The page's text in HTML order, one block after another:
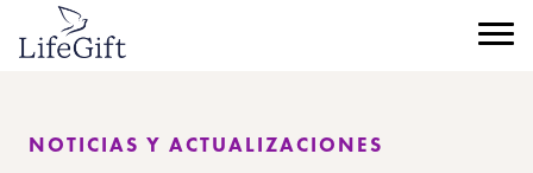
contenido
principal
Menú
NOTICIAS Y ACTUALIZACIONES